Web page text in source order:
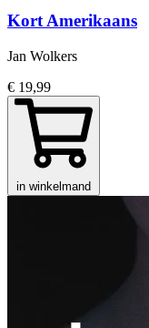
Kort Amerikaans
Jan Wolkers
€ 19,99
in winkelmand